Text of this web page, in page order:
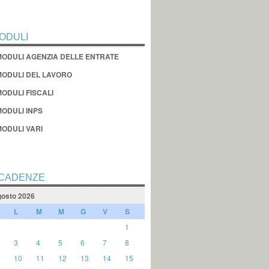
AGENZIA DELLE ENTRATE
DEL LAVORO
FISCALI
INPS
VARI
2026
L M M G V S
1
3 4 5 6 7
8
10 11 12 13 14
15